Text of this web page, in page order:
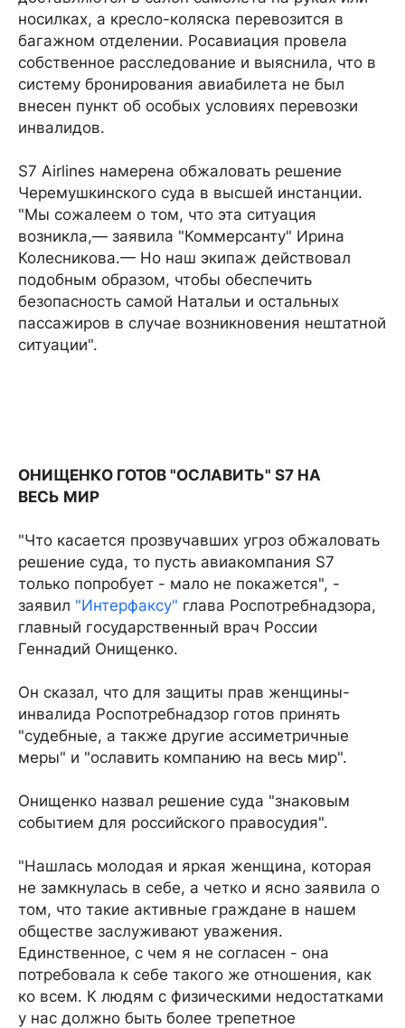
носилках, а кресло-коляска перевозится в
багажном отделении. Росавиация провела
собственное расследование и выяснила, что в
систему бронирования авиабилета не был
внесен пункт об особых условиях перевозки
инвалидов.
S7 Airlines намерена обжаловать решение
Черемушкинского суда в высшей инстанции.
"Мы сожалеем о том, что эта ситуация
возникла,— заявила "Коммерсанту" Ирина
Колесникова.— Но наш экипаж действовал
подобным образом, чтобы обеспечить
безопасность самой Натальи и остальных
пассажиров в случае возникновения нештатной
ситуации".
ОНИЩЕНКО ГОТОВ "ОСЛАВИТЬ" S7 НА
ВЕСЬ МИР
"Что касается прозвучавших угроз обжаловать
решение суда, то пусть авиакомпания S7
только попробует - мало не покажется", -
заявил "Интерфаксу" глава Роспотребнадзора,
главный государственный врач России
Геннадий Онищенко.
Он сказал, что для защиты прав женщины-
инвалида Роспотребнадзор готов принять
"судебные, а также другие ассиметричные
меры" и "ославить компанию на весь мир".
Онищенко назвал решение суда "знаковым
событием для российского правосудия".
"Нашлась молодая и яркая женщина, которая
не замкнулась в себе, а четко и ясно заявила о
том, что такие активные граждане в нашем
обществе заслуживают уважения.
Единственное, с чем я не согласен - она
потребовала к себе такого же отношения, как
ко всем. К людям с физическими недостатками
у нас должно быть более трепетное